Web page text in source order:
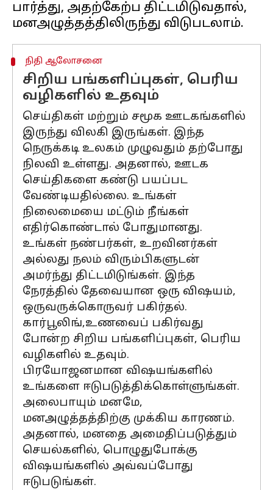
பார்த்து, அதற்கேற்ப திட்டமிடுவதால்,
நிதி ஆலோசனை
சிறிய பங்களிப்புகள், பெரிய
வழிகளில் உதவும்
செய்திகள் மற்றும் சமூக ஊடகங்களில்
இருந்து விலகி இருங்கள். இந்த
நெருக்கடி உலகம் முழுவதும் தற்போது
நிலவி உள்ளது. அதனால், ஊடக
செய்திகளை கண்டு பயப்பட
வேண்டியதில்லை. உங்கள்
நிலைமையை மட்டும் நீங்கள்
எதிர்கொண்டால் போதுமானது.
உங்கள் நண்பர்கள், உறவினர்கள்
அல்லது நலம் விரும்பிகளுடன்
அமர்ந்து திட்டமிடுங்கள். இந்த
நேரத்தில் தேவையான ஒரு விஷயம்,
ஒருவருக்கொருவர் பகிர்தல்.
கார்பூலிங்,உணவைப் பகிர்வது
போன்ற சிறிய பங்களிப்புகள், பெரிய
வழிகளில் உதவும்.
பிரயோஜனமான விஷயங்களில்
உங்களை ஈடுபடுத்திக்கொள்ளுங்கள்.
அலைபாயும் மனமே,
மனஅழுத்தத்திற்கு முக்கிய காரணம்.
அதனால், மனதை அமைதிப்படுத்தும்
செயல்களில், பொழுதுபோக்கு
விஷயங்களில் அவ்வப்போது
ஈடுபடுங்கள்.